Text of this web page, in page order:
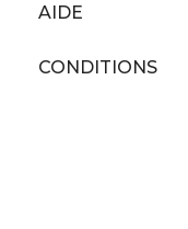
AIDE
CONDITIONS